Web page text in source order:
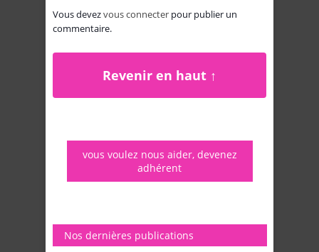
Vous devezvous connecter pour publier un
commentaire.
Revenir en haut ↑
vous voulez nous aider, devenez
adhérent
Nos dernières publications